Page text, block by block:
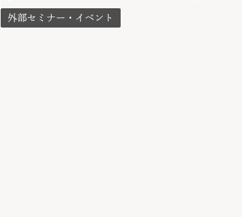
外部セミナー・イベント